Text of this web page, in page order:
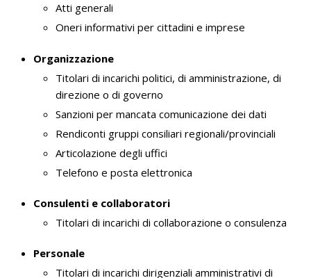
Atti generali
Oneri informativi per cittadini e imprese
Organizzazione
Titolari di incarichi politici, di amministrazione, di
direzione o di governo
Sanzioni per mancata comunicazione dei dati
Rendiconti gruppi consiliari regionali/provinciali
Articolazione degli uffici
Telefono e posta elettronica
Consulenti e collaboratori
Titolari di incarichi di collaborazione o consulenza
Personale
Titolari di incarichi dirigenziali amministrativi di